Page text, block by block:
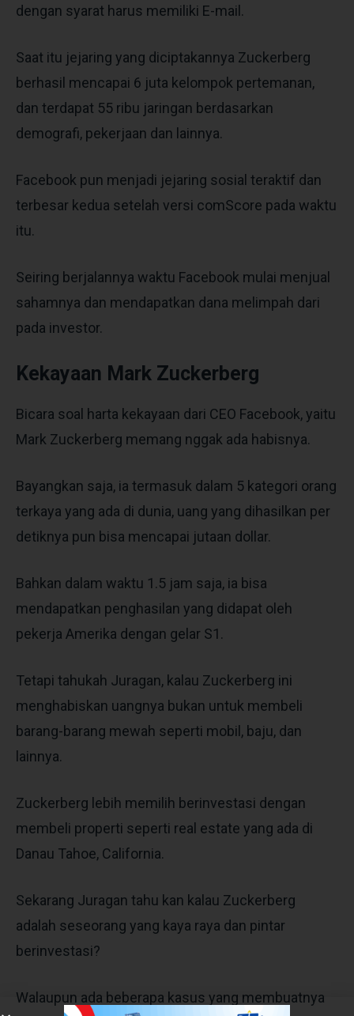
dengan syarat harus memiliki E-mail.
Saat itu jejaring yang diciptakannya Zuckerberg
berhasil mencapai 6 juta kelompok pertemanan,
dan terdapat 55 ribu jaringan berdasarkan
demografi, pekerjaan dan lainnya.
Facebook pun menjadi jejaring sosial teraktif dan
terbesar kedua setelah versi comScore pada waktu
itu.
Seiring berjalannya waktu Facebook mulai menjual
sahamnya dan mendapatkan dana melimpah dari
pada investor.
Kekayaan Mark Zuckerberg
Bicara soal harta kekayaan dari CEO Facebook, yaitu
Mark Zuckerberg memang nggak ada habisnya.
Bayangkan saja, ia termasuk dalam 5 kategori orang
terkaya yang ada di dunia, uang yang dihasilkan per
detiknya pun bisa mencapai jutaan dollar.
Bahkan dalam waktu 1.5 jam saja, ia bisa
mendapatkan penghasilan yang didapat oleh
pekerja Amerika dengan gelar S1.
Tetapi tahukah Juragan, kalau Zuckerberg ini
menghabiskan uangnya bukan untuk membeli
barang-barang mewah seperti mobil, baju, dan
lainnya.
Zuckerberg lebih memilih berinvestasi dengan
membeli properti seperti real estate yang ada di
Danau Tahoe, California.
Sekarang Juragan tahu kan kalau Zuckerberg
adalah seseorang yang kaya raya dan pintar
berinvestasi?
Walaupun ada beberapa kasus yang membuatnya